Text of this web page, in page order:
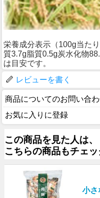
栄養成分表示（100g当た
質3.7g脂質0.5g炭水化物
は目安です。
レビューを書く
商品についてのお問い合
お気に入りに登録
この商品を見た人は、
こちらの商品もチェッ
小さ